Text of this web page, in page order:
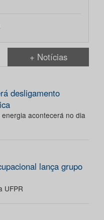
+ Notícias
desligamento
acontecerá no dia
lança grupo
UFPR